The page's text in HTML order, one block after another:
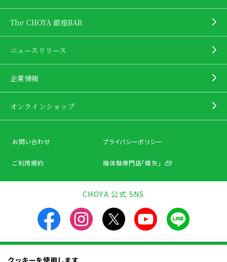
The CHOYA 銀座BAR
ニュースリリース
企業情報
オンラインショップ
お問い合わせ プライバシーポリシー
ご利用規約 梅体験専門店「蝶矢」
CHOYA 公式 SNS
クッキーを使用します